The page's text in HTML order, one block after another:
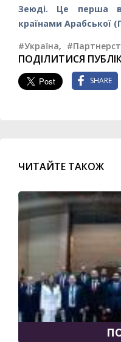
Зеюді. Це перша в
країнами Арабської
#Україна,
ПОДІЛИТИСЯ
SHARE
ЧИТАЙТЕ ТАКОЖ